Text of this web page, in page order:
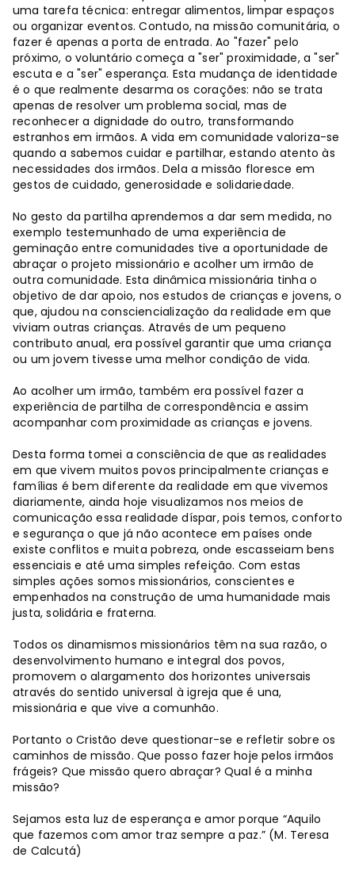
uma tarefa técnica: entregar alimentos, limpar espaços
ou organizar eventos. Contudo, na missão comunitária, o
fazer é apenas a porta de entrada. Ao "fazer" pelo
próximo, o voluntário começa a "ser" proximidade, a "ser"
escuta e a "ser" esperança. Esta mudança de identidade
é o que realmente desarma os corações: não se trata
apenas de resolver um problema social, mas de
reconhecer a dignidade do outro, transformando
estranhos em irmãos. A vida em comunidade valoriza-se
quando a sabemos cuidar e partilhar, estando atento às
necessidades dos irmãos. Dela a missão floresce em
gestos de cuidado, generosidade e solidariedade.
No gesto da partilha aprendemos a dar sem medida, no
exemplo testemunhado de uma experiência de
geminação entre comunidades tive a oportunidade de
abraçar o projeto missionário e acolher um irmão de
outra comunidade. Esta dinâmica missionária tinha o
objetivo de dar apoio, nos estudos de crianças e jovens, o
que, ajudou na consciencialização da realidade em que
viviam outras crianças. Através de um pequeno
contributo anual, era possível garantir que uma criança
ou um jovem tivesse uma melhor condição de vida.
Ao acolher um irmão, também era possível fazer a
experiência de partilha de correspondência e assim
acompanhar com proximidade as crianças e jovens.
Desta forma tomei a consciência de que as realidades
em que vivem muitos povos principalmente crianças e
famílias é bem diferente da realidade em que vivemos
diariamente, ainda hoje visualizamos nos meios de
comunicação essa realidade díspar, pois temos, conforto
e segurança o que já não acontece em países onde
existe conflitos e muita pobreza, onde escasseiam bens
essenciais e até uma simples refeição. Com estas
simples ações somos missionários, conscientes e
empenhados na construção de uma humanidade mais
justa, solidária e fraterna.
Todos os dinamismos missionários têm na sua razão, o
desenvolvimento humano e integral dos povos,
promovem o alargamento dos horizontes universais
através do sentido universal à igreja que é una,
missionária e que vive a comunhão.
Portanto o Cristão deve questionar-se e refletir sobre os
caminhos de missão. Que posso fazer hoje pelos irmãos
frágeis? Que missão quero abraçar? Qual é a minha
missão?
Sejamos esta luz de esperança e amor porque “Aquilo
que fazemos com amor traz sempre a paz.” (M. Teresa
de Calcutá)